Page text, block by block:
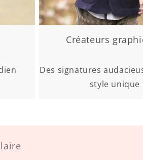
Créateurs
Des signatures
style unique